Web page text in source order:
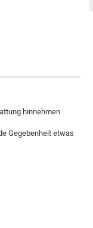
hinnehmen
Gegebenheit etwas